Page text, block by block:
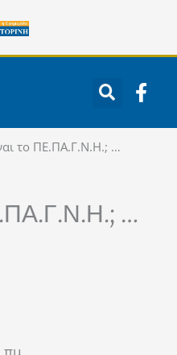
F
a
το ΠΕ.ΠΑ.Γ.Ν.Η.; …
…
πμ